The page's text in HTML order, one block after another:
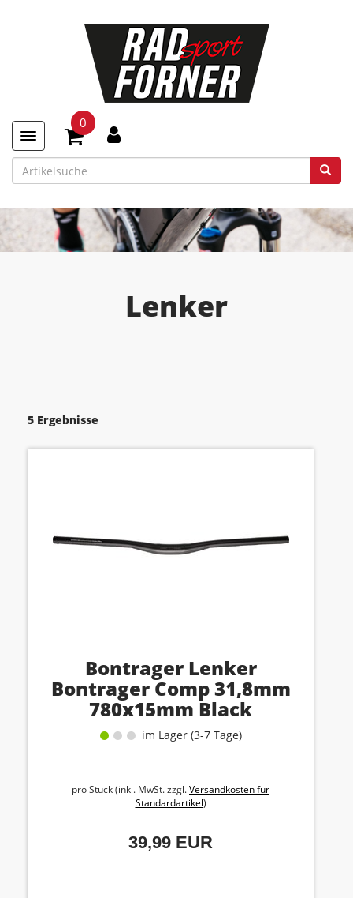
Toggle navigation
0
Lenker
5 Ergebnisse
Bontrager Lenker
Bontrager Comp 31,8mm
780x15mm Black
im Lager (3-7 Tage)
pro Stück (inkl. MwSt. zzgl.Versandkosten für
Standardartikel)
39,99 EUR